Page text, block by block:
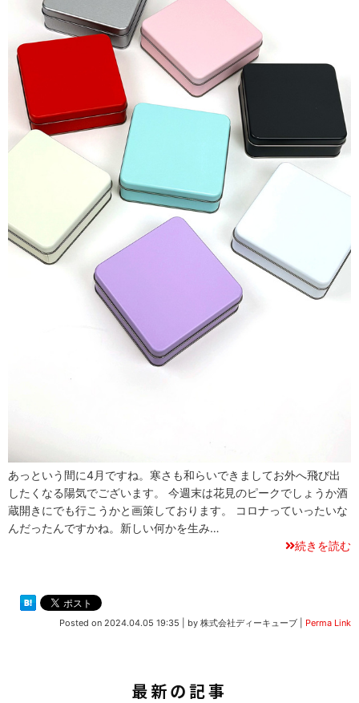
あっという間に4月ですね。寒さも和らいできましてお外へ飛び出
したくなる陽気でございます。 今週末は花見のピークでしょうか酒
蔵開きにでも行こうかと画策しております。 コロナっていったいな
んだったんですかね。新しい何かを生み…
続きを読む
Posted on 2024.04.05 19:35 by 株式会社ディーキューブ Perma Link
最新の記事